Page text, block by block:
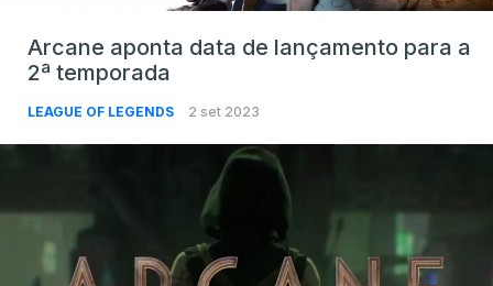
Arcane aponta data de lançamento para a
2ª temporada
LEAGUE OF LEGENDS 2 set 2023